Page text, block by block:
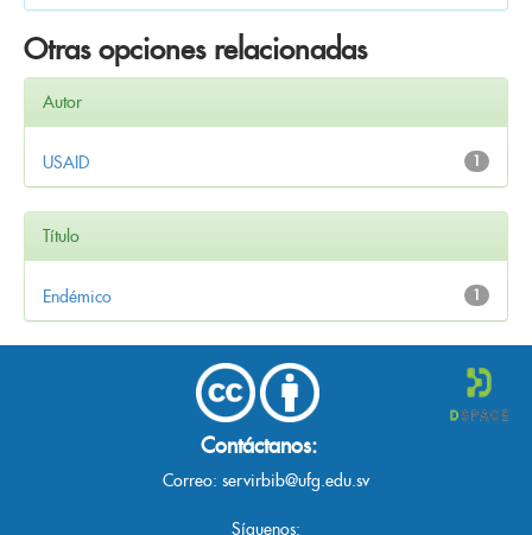
Otras opciones relacionadas
Autor
1
USAID
Título
1
Endémico
Contáctanos:
Correo: servirbib@ufg.edu.sv
Síguenos: